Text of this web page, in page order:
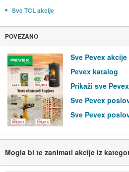
Sve TCL akcije
POVEZANO
Sve Pevex akcije
Pevex katalog
Prikaži sve
Sve Pevex
Sve Pevex
Mogla bi te zanimati akcije iz